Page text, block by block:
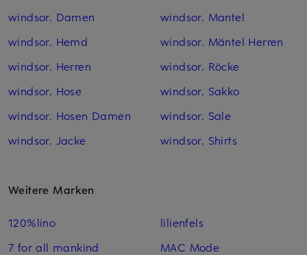
windsor. Damen
windsor. Hemd
windsor. Herren
windsor. Hose
windsor. Hosen Damen
windsor. Jacke
windsor. Mantel
windsor. Mäntel Herren
windsor. Röcke
windsor. Sakko
windsor. Sale
windsor. Shirts
Weitere Marken
120%lino
7 for all mankind
lilienfels
MAC Mode